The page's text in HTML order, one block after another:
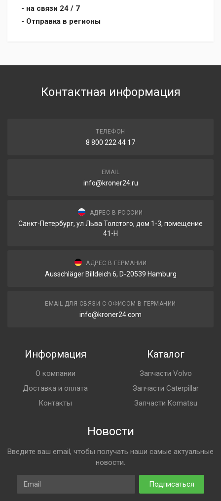
- на связи 24 / 7
- Отправка в регионы
Контактная информация
ТЕЛЕФОН
8 800 222 44 17
EMAIL
info@kroner24.ru
АДРЕС В РОССИИ
Санкт-Петербург, ул Льва Толстого, дом 1-3, помещение
41-Н
АДРЕС В ГЕРМАНИИ
Ausschläger Billdeich 6, D-20539 Hamburg
EMAIL ДЛЯ СВЯЗИ С ОФИСОМ В ГЕРМАНИИ
info@kroner24.com
Информация
О компании
Доставка и оплата
Контакты
Каталог
Запчасти Volvo
Запчасти Caterpillar
Запчасти Komatsu
Новости
Введите ваш email, чтобы получать наши самые актуальные
новости.
Email
Подписаться